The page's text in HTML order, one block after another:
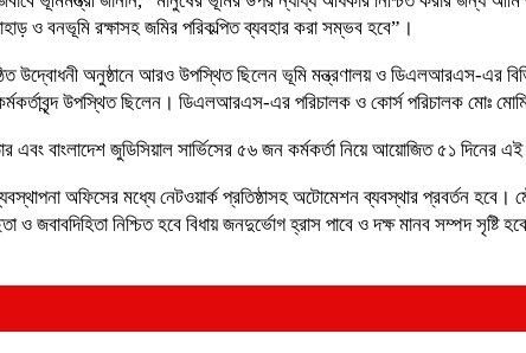
ও বনভূমি রক্ষাসহ জমির পরিকল্পিত ব্যবহার করা সম্ভব হবে”।
অনুষ্ঠানে আরও উপস্থিত ছিলেন ভূমি মন্ত্রণালয় ও ডিএলআরএস-এর
উপস্থিত ছিলেন। ডিএলআরএস-এর পরিচালক ও কোর্স পরিচালক মোঃ
এবং বাংলাদেশ জুডিসিয়াল সার্ভিসের ৫৬ জন কর্মকর্তা নিয়ে আয়োজিত ৫১ দিনের
অফিসের মধ্যে নেটওয়ার্ক প্রতিষ্ঠাসহ অটোমেশন ব্যবস্থার প্রবর্তন
ও জবাবদিহিতা নিশ্চিত হবে বিধায় জনদুর্ভোগ হ্রাস পাবে ও দক্ষ মানব সম্পদ